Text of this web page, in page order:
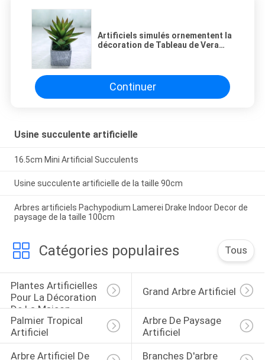
Artificiels simulés ornementent la
décoration de Tableau de Vera
Continuer
Usine succulente artificielle
16.5cm Mini Artificial Succulents
Usine succulente artificielle de la taille 90cm
Arbres artificiels Pachypodium Lamerei Drake Indoor Decor de
paysage de la taille 100cm
Catégories populaires Tous
Plantes Artificielles
Pour La Décoration
De La Maison
Grand Arbre Artificiel
Palmier Tropical
Artificiel
Arbre De Paysage
Artificiel
Arbre Artificiel De
Branches D'arbre